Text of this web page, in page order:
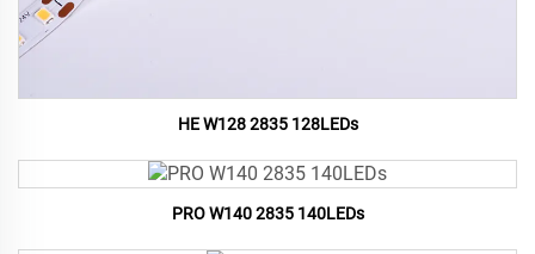
HE W128 2835 128LEDs
PRO W140 2835 140LEDs